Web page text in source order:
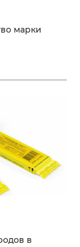
марки
в